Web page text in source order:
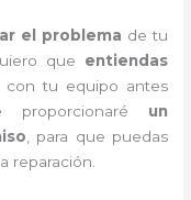
el problema de tu
que entiendas
con tu equipo antes
proporcionaré un
, para que puedas
reparación.